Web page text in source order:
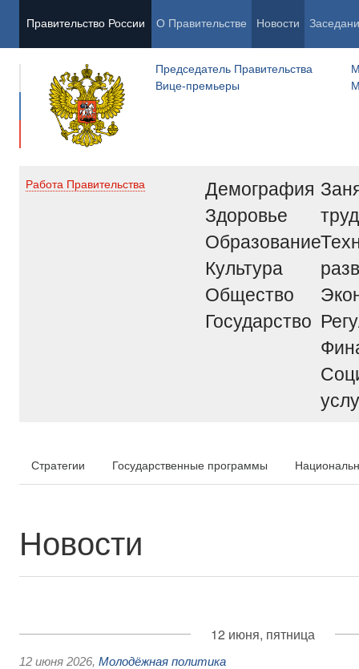
Правительство России О Правительстве Новости
Председатель Правительства
Вице-премьеры
Работа Правительства
Демография
Здоровье
Образование
Культура
Общество
Государство
труд
Стратегии Государственные программы
Новости
12 июня, пятница
12 июня 2026, Молодёжная политика